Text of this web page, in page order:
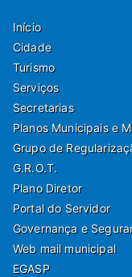
Início
Cidade
Turismo
Serviços
Secretarias
Planos Municipais e
Grupo de
G.R.O.T.
Plano Diretor
Portal do Servidor
Governança e
Web mail municipal
EGASP